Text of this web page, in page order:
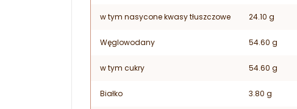
w tym nasycone kwasy tłuszczowe 24.10 g
Węglowodany 54.60 g
w tym cukry 54.60 g
Białko 3.80 g